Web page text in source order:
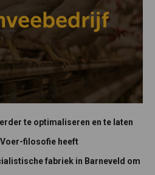
te optimaliseren en te laten
filosofie heeft
fabriek in Barneveld om